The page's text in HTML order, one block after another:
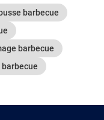
barbecue
barbecue